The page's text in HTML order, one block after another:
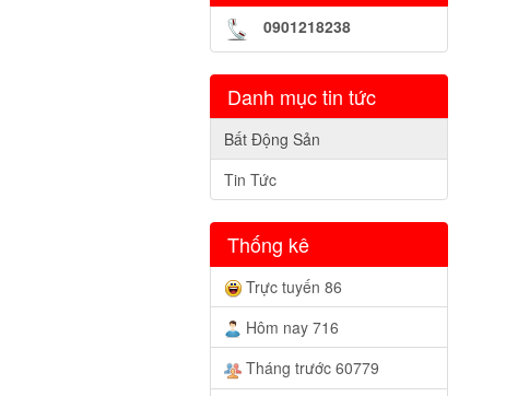
0901218238
Danh mục tin tức
Bất Động Sản
Tin Tức
Thống kê
Trực tuyến 86
Hôm nay 716
Tháng trước 60779